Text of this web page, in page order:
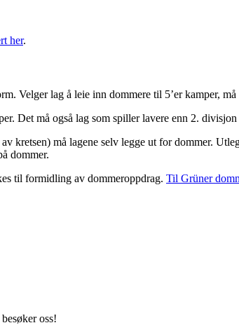
her.
Velger lag å leie inn dommere til 5’er kamper, må
Det må også lag som spiller lavere enn 2.
kretsen) må lagene selv legge ut for dommer.
dommer.
til formidling av dommeroppdrag. Til Grüner
oss!